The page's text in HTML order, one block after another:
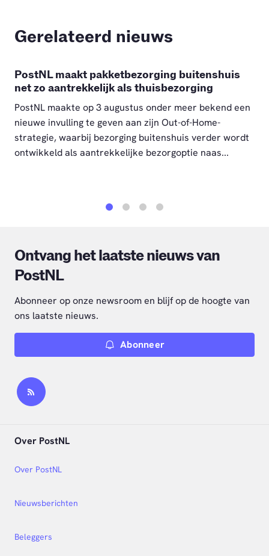
Gerelateerd nieuws
PostNL maakt pakketbezorging buitenshuis
net zo aantrekkelijk als thuisbezorging
PostNL maakte op 3 augustus onder meer bekend een
nieuwe invulling te geven aan zijn Out-of-Home-
strategie, waarbij bezorging buitenshuis verder wordt
ontwikkeld als aantrekkelijke bezorgoptie naas...
Ontvang het laatste nieuws van
PostNL
Abonneer op onze newsroom en blijf op de hoogte van
ons laatste nieuws.
Abonneer
Over PostNL
Nieuwsberichten
Over PostNL
Beleggers